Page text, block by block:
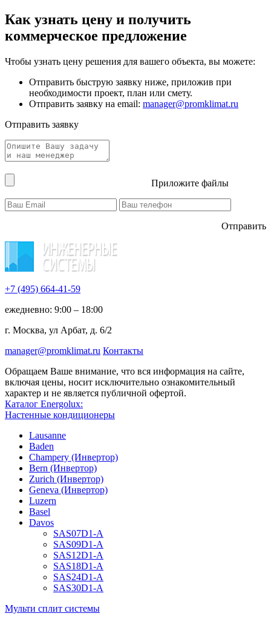
Как узнать цену и получить
коммерческое предложение
Чтобы узнать цену решения для вашего объекта, вы можете:
Отправить быструю заявку ниже, приложив при
необходимости проект, план или смету.
Отправить заявку на email: manager@promklimat.ru
Отправить заявку
Приложите файлы
Отправить
+7 (495) 664-41-59
ежедневно: 9:00 – 18:00
г. Москва, ул Арбат, д. 6/2
manager@promklimat.ru Контакты
Обращаем Ваше внимание, что вся информация на сайте,
включая цены, носит исключительно ознакомительный
характер и не является публичной офертой.
Каталог Energolux:
Настенные кондиционеры
Lausanne
Baden
Champery (Инвертор)
Bern (Инвертор)
Zurich (Инвертор)
Geneva (Инвертор)
Luzern
Basel
Davos
SAS07D1-A
SAS09D1-A
SAS12D1-A
SAS18D1-A
SAS24D1-A
SAS30D1-A
Мульти сплит системы